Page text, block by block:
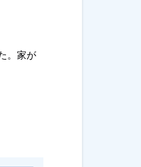
。家が